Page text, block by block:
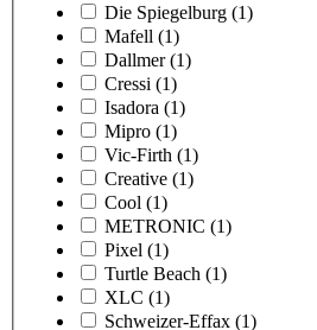
Die Spiegelburg (1)
Mafell (1)
Dallmer (1)
Cressi (1)
Isadora (1)
Mipro (1)
Vic-Firth (1)
Creative (1)
Cool (1)
METRONIC (1)
Pixel (1)
Turtle Beach (1)
XLC (1)
Schweizer-Effax (1)